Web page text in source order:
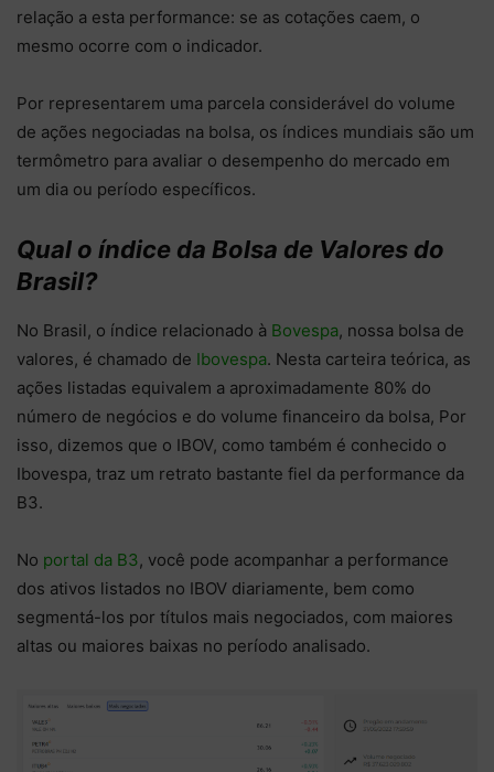
relação a esta performance: se as cotações caem, o
mesmo ocorre com o indicador.
Por representarem uma parcela considerável do volume
de ações negociadas na bolsa, os índices mundiais são um
termômetro para avaliar o desempenho do mercado em
um dia ou período específicos.
Qual o índice da Bolsa de Valores do
Brasil?
No Brasil, o índice relacionado à Bovespa, nossa bolsa de
valores, é chamado de Ibovespa. Nesta carteira teórica, as
ações listadas equivalem a aproximadamente 80% do
número de negócios e do volume financeiro da bolsa, Por
isso, dizemos que o IBOV, como também é conhecido o
Ibovespa, traz um retrato bastante fiel da performance da
B3.
No portal da B3, você pode acompanhar a performance
dos ativos listados no IBOV diariamente, bem como
segmentá-los por títulos mais negociados, com maiores
altas ou maiores baixas no período analisado.